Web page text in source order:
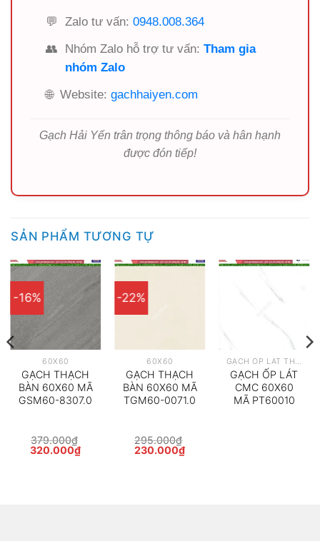
💬
Zalo tư vấn: 0948.008.364
👥
Nhóm Zalo hỗ trợ tư vấn: Tham gia
nhóm Zalo
🌐 Website: gachhaiyen.com
Gạch Hải Yến trân trọng thông báo và hân hạnh
được đón tiếp!
SẢN PHẨM TƯƠNG TỰ
-16%
60X60
GẠCH THẠCH
BÀN 60X60 MÃ
GSM60-8307.0
379.000₫
Giá
320.000₫Giá
-22%
60X60
GẠCH THẠCH
BÀN 60X60 MÃ
TGM60-0071.0
295.000₫
Giá
230.000₫Giá
GẠCH ỐP LÁT THEO HÃNG
GẠCH ỐP LÁT
CMC 60X60
MÃ PT60010